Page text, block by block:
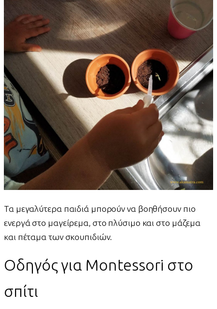
Τα μεγαλύτερα παιδιά μπορούν να βοηθήσουν πιο
ενεργά στο μαγείρεμα, στο πλύσιμο και στο μάζεμα
και πέταμα των σκουπιδιών.
Οδηγός για Montessori στο
σπίτι